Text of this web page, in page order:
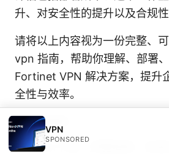
升、对安全性的提升以及合规性
请将以上内容视为一份完整、
vpn 指南，帮助你理解、部署
Fortinet VPN 解决方案，提升
全性与效率。
Sources:
质子vpn下载：完整指南、安
VPN
SPONSORED